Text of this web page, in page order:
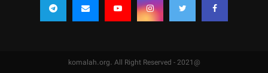
@2021 - komalah.org. All Right Reserved